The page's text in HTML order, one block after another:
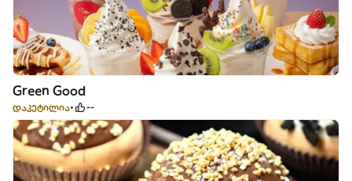
Green Good
დაკეტილია --